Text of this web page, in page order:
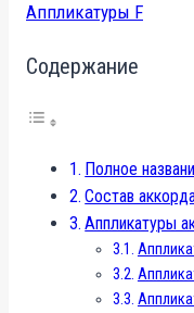
Аппликатуры F
Содержание
Полное
Состав
Аппликатуры